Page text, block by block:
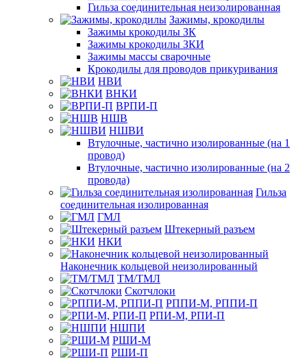
Гильза соединительная неизолированная
Зажимы, крокодилы
Зажимы крокодилы ЗК
Зажимы крокодилы ЗКИ
Зажимы массы сварочные
Крокодилы для проводов прикуривания
НВИ
ВНКИ
ВРПИ-П
НШВ
НШВИ
Втулочные, частично изолированные (на 1
провод)
Втулочные, частично изолированные (на 2
провода)
Гильза
соединительная изолированная
ГМЛ
Штекерный разъем
НКИ
Наконечник кольцевой неизолированный
ТМ/ТМЛ
Скотчлоки
РППИ-М, РППИ-П
РПИ-М, РПИ-П
НШПИ
РШИ-М
РШИ-П